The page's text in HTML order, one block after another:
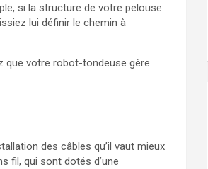
si la structure de votre pelouse
lui définir le chemin à
que votre robot-tondeuse gère
des câbles qu’il vaut mieux
fil, qui sont dotés d’une